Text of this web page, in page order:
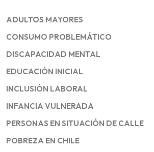
ADULTOS MAYORES
CONSUMO PROBLEMÁTICO
DISCAPACIDAD MENTAL
EDUCACIÓN INICIAL
INCLUSIÓN LABORAL
INFANCIA VULNERADA
PERSONAS EN SITUACIÓN DE CALLE
POBREZA EN CHILE